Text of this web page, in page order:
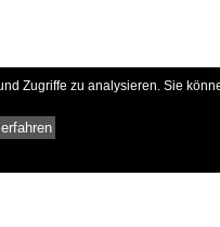
Zugriffe zu analysieren. Sie